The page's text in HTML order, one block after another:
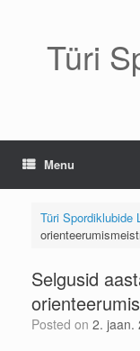
Türi
Menu
Türi Spordiklubide
Selgusid
Posted on 2. jaan.